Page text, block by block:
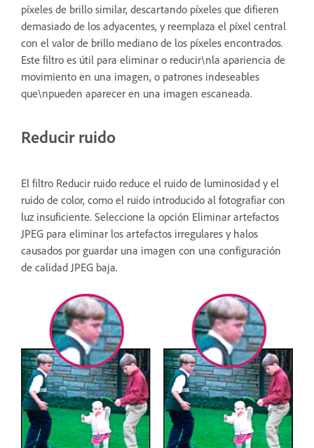
píxeles de brillo similar, descartando píxeles que difieren
demasiado de los adyacentes, y reemplaza el píxel central
con el valor de brillo mediano de los píxeles encontrados.
Este filtro es útil para eliminar o reducir\nla apariencia de
movimiento en una imagen, o patrones indeseables
que\npueden aparecer en una imagen escaneada.
Reducir ruido
El filtro Reducir ruido reduce el ruido de luminosidad y el
ruido de color, como el ruido introducido al fotografiar con
luz insuficiente. Seleccione la opción Eliminar artefactos
JPEG para eliminar los artefactos irregulares y halos
causados por guardar una imagen con una configuración
de calidad JPEG baja.